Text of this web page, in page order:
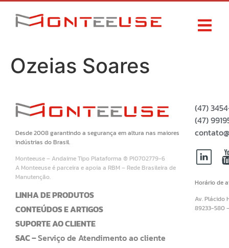
Ozeias Soares
Desde 2008 garantindo a segurança em altura nas maiores
indústrias do Brasil.
Monteeuse – Andaime Tipo Plataforma ® PI0702779-6
A Monteeuse é parceira e apoia a RBM – Rede Brasileira de
Manutenção.
LINHA DE PRODUTOS
CONTEÚDOS E ARTIGOS
SUPORTE AO CLIENTE
SAC –Serviço de Atendimento ao cliente
(47)
(47)
Horário de
Av. Plácido
89233-580